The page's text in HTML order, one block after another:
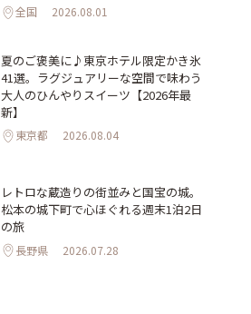
全国 2026.08.01
夏のご褒美に♪東京ホテル限定かき氷
41選。ラグジュアリーな空間で味わう
大人のひんやりスイーツ【2026年最
新】
東京都 2026.08.04
レトロな蔵造りの街並みと国宝の城。
松本の城下町で心ほぐれる週末1泊2日
の旅
長野県 2026.07.28